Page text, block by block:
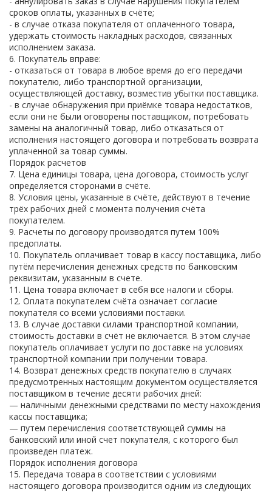
сроков оплаты, указанных в счёте;
- в случае отказа покупателя от оплаченного товара,
удержать стоимость накладных расходов, связанных
исполнением заказа.
6. Покупатель вправе:
- отказаться от товара в любое время до его передачи
покупателю, либо транспортной организации,
осуществляющей доставку, возместив убытки поставщика.
- в случае обнаружения при приёмке товара недостатков,
если они не были оговорены поставщиком, потребовать
замены на аналогичный товар, либо отказаться от
исполнения настоящего договора и потребовать возврата
уплаченной за товар суммы.
Порядок расчетов
7. Цена единицы товара, цена договора, стоимость услуг
определяется сторонами в счёте.
8. Условия цены, указанные в счёте, действуют в течение
трёх рабочих дней с момента получения счёта
покупателем.
9. Расчеты по договору производятся путем 100%
предоплаты.
10. Покупатель оплачивает товар в кассу поставщика, либо
путём перечисления денежных средств по банковским
реквизитам, указанным в счете.
11. Цена товара включает в себя все налоги и сборы.
12. Оплата покупателем счёта означает согласие
покупателя со всеми условиями поставки.
13. В случае доставки силами транспортной компании,
стоимость доставки в счёт не включается. В этом случае
покупатель оплачивает услуги по доставке на условиях
транспортной компании при получении товара.
14. Возврат денежных средств покупателю в случаях
предусмотренных настоящим документом осуществляется
поставщиком в течение десяти рабочих дней:
— наличными денежными средствами по месту нахождения
кассы поставщика;
— путем перечисления соответствующей суммы на
банковский или иной счет покупателя, с которого был
произведен платеж.
Порядок исполнения договора
15. Передача товара в соответствии с условиями
настоящего договора производится одним из следующих